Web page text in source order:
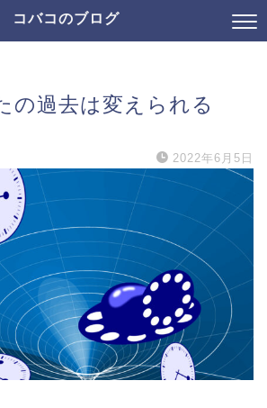
コバコのブログ
の過去は変えられる
2022年6月5日